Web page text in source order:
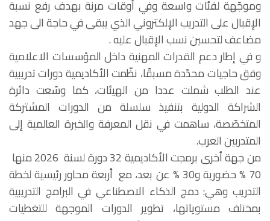
وموجّهة لفئات واسعة وفي أوقات مرنة بهدف رفع نسبة
الإقبال على التدريب الإلكتروني الذي يبقى في حاجة الى جهد
مضاعف لتحسين نسب الإقبال عليه .
و في إطار دعم القدرات المهنية داخل المؤسسات الاعلامية
وفق حاجيات محدّدة مسبقًا، نظّمت الأكاديمية دورات تدريبية
عند الطلب شملت عددا من الهيئات، كما وسّعت دائرة
الشراكة الدولية بتنفيذ سلسلة من الدورات المشتركة
المتخصّصة، ساهمت في نقل المعرفة والخبرة العالمية إلى
المتدربين العرب.
من جهة أخرى برمجت الأكاديمية 32 دورة لسنة 2026 منها
70 % حضورية و30 % عن بعد، مع أربعة محاور رئيسية لخطة
التدريب وهي: دمج الذكاء الاصطناعي في البرامج التدريبية
بمختلف مستوياتها، تطوير الدورات الموجهة للتغطيات